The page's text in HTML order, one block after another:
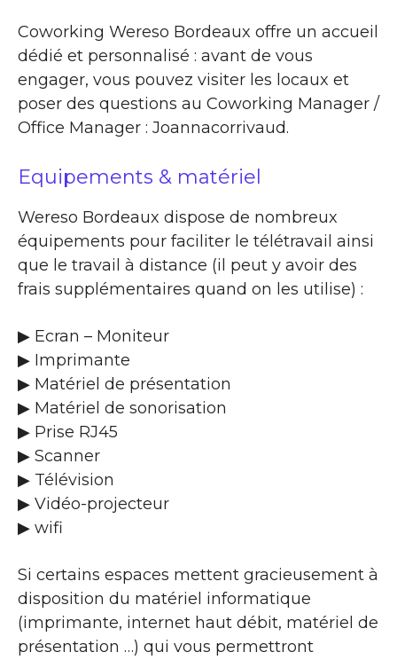
Coworking Wereso Bordeaux offre un accueil
dédié et personnalisé : avant de vous
engager, vous pouvez visiter les locaux et
poser des questions au Coworking Manager /
Office Manager : Joannacorrivaud.
Equipements & matériel
Wereso Bordeaux dispose de nombreux
équipements pour faciliter le télétravail ainsi
que le travail à distance (il peut y avoir des
frais supplémentaires quand on les utilise) :
▶ Ecran – Moniteur
▶ Imprimante
▶ Matériel de présentation
▶ Matériel de sonorisation
▶ Prise RJ45
▶ Scanner
▶ Télévision
▶ Vidéo-projecteur
▶ wifi
Si certains espaces mettent gracieusement à
disposition du matériel informatique
(imprimante, internet haut débit, matériel de
présentation …) qui vous permettront